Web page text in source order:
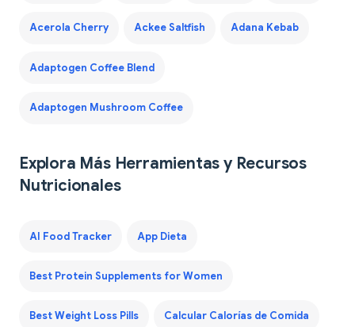
Acerola Cherry Ackee Saltfish Adana Kebab
Adaptogen Coffee Blend
Adaptogen Mushroom Coffee
Explora Más Herramientas y Recursos
Nutricionales
AI Food Tracker App Dieta
Best Protein Supplements for Women
Best Weight Loss Pills Calcular Calorías de Comida